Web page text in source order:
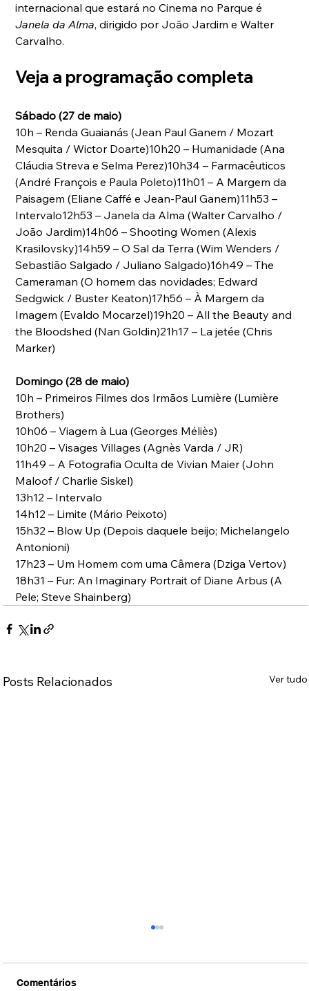
internacional que estará no Cinema no Parque é
Janela da Alma, dirigido por João Jardim e Walter
Carvalho.
Veja a programação completa
Sábado (27 de maio)
10h – Renda Guaianás (Jean Paul Ganem / Mozart
Mesquita / Wictor Doarte)10h20 – Humanidade (Ana
Cláudia Streva e Selma Perez)10h34 – Farmacêuticos
(André François e Paula Poleto)11h01 – A Margem da
Paisagem (Eliane Caffé e Jean-Paul Ganem)11h53 –
Intervalo12h53 – Janela da Alma (Walter Carvalho /
João Jardim)14h06 – Shooting Women (Alexis
Krasilovsky)14h59 – O Sal da Terra (Wim Wenders /
Sebastião Salgado / Juliano Salgado)16h49 – The
Cameraman (O homem das novidades; Edward
Sedgwick / Buster Keaton)17h56 – À Margem da
Imagem (Evaldo Mocarzel)19h20 – All the Beauty and
the Bloodshed (Nan Goldin)21h17 – La jetée (Chris
Marker)
Domingo (28 de maio)
10h – Primeiros Filmes dos Irmãos Lumière (Lumière
Brothers)
10h06 – Viagem à Lua (Georges Méliès)
10h20 – Visages Villages (Agnès Varda / JR)
11h49 – A Fotografia Oculta de Vivian Maier (John
Maloof / Charlie Siskel)
13h12 – Intervalo
14h12 – Limite (Mário Peixoto)
15h32 – Blow Up (Depois daquele beijo; Michelangelo
Antonioni)
17h23 – Um Homem com uma Câmera (Dziga Vertov)
18h31 – Fur: An Imaginary Portrait of Diane Arbus (A
Pele; Steve Shainberg)
Posts Relacionados Ver tudo
Comentários